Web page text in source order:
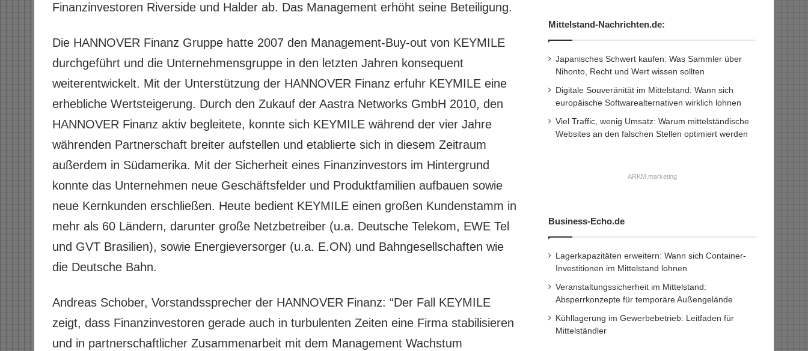
Finanzinvestoren Riverside und Halder ab. Das Management erhöht seine Beteiligung.
Die HANNOVER Finanz Gruppe hatte 2007 den Management-Buy-out von KEYMILE
durchgeführt und die Unternehmensgruppe in den letzten Jahren konsequent
weiterentwickelt. Mit der Unterstützung der HANNOVER Finanz erfuhr KEYMILE eine
erhebliche Wertsteigerung. Durch den Zukauf der Aastra Networks GmbH 2010, den
HANNOVER Finanz aktiv begleitete, konnte sich KEYMILE während der vier Jahre
währenden Partnerschaft breiter aufstellen und etablierte sich in diesem Zeitraum
außerdem in Südamerika. Mit der Sicherheit eines Finanzinvestors im Hintergrund
konnte das Unternehmen neue Geschäftsfelder und Produktfamilien aufbauen sowie
neue Kernkunden erschließen. Heute bedient KEYMILE einen großen Kundenstamm in
mehr als 60 Ländern, darunter große Netzbetreiber (u.a. Deutsche Telekom, EWE Tel
und GVT Brasilien), sowie Energieversorger (u.a. E.ON) und Bahngesellschaften wie
die Deutsche Bahn.
Andreas Schober, Vorstandssprecher der HANNOVER Finanz: “Der Fall KEYMILE
zeigt, dass Finanzinvestoren gerade auch in turbulenten Zeiten eine Firma stabilisieren
und in partnerschaftlicher Zusammenarbeit mit dem Management Wachstum
Mittelstand-Nachrichten.de:
Japanisches Schwert kaufen: Was Sammler über
Nihonto, Recht und Wert wissen sollten
Digitale Souveränität im Mittelstand: Wann sich
europäische Softwarealternativen wirklich lohnen
Viel Traffic, wenig Umsatz: Warum mittelständische
Websites an den falschen Stellen optimiert werden
ARKM.marketing
Business-Echo.de
Lagerkapazitäten erweitern: Wann sich Container-
Investitionen im Mittelstand lohnen
Veranstaltungssicherheit im Mittelstand:
Absperrkonzepte für temporäre Außengelände
Kühllagerung im Gewerbebetrieb: Leitfaden für
Mittelständler